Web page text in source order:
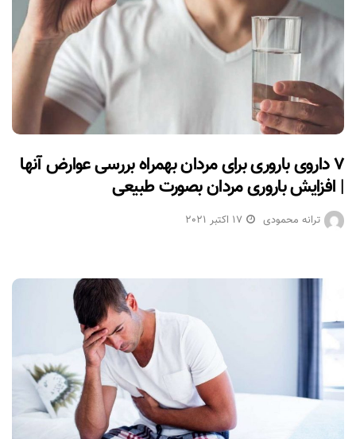
۷ داروی باروری برای مردان بهمراه بررسی عوارض آنها
| افزایش باروری مردان بصورت طبیعی
ترانه محمودی 17 اکتبر 2021